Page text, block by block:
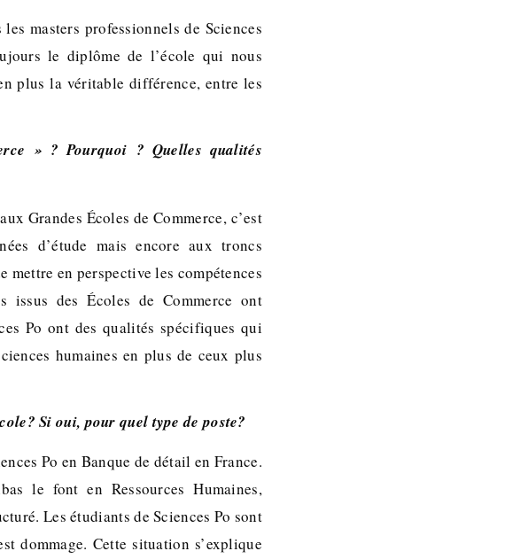
masters professionnels de Sciences
le diplôme de l’école qui nous
plus la véritable différence, entre les
» ? Pourquoi ? Quelles qualités
Grandes Écoles de Commerce, c’est
d’étude mais encore aux troncs
mettre en perspective les compétences
issus des Écoles de Commerce ont
Po ont des qualités spécifiques qui
humaines en plus de ceux plus
Si oui, pour quel type de poste?
Po en Banque de détail en France.
le font en Ressources Humaines,
Les étudiants de Sciences Po sont
dommage. Cette situation s’explique